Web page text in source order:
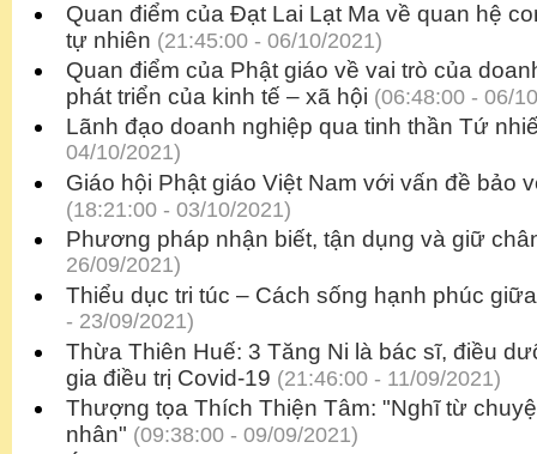
Quan điểm của Đạt Lai Lạt Ma về quan hệ
tự nhiên (21:45:00 - 06/10/2021)
Quan điểm của Phật giáo về vai trò của
phát triển của kinh tế – xã hội (06:48:00 - 06/
Lãnh đạo doanh nghiệp qua tinh thần Tứ
04/10/2021)
Giáo hội Phật giáo Việt Nam với vấn đề bảo
(18:21:00 - 03/10/2021)
Phương pháp nhận biết, tận dụng và giữ
26/09/2021)
Thiểu dục tri túc – Cách sống hạnh phúc
- 23/09/2021)
Thừa Thiên Huế: 3 Tăng Ni là bác sĩ, điều
gia điều trị Covid-19 (21:46:00 - 11/09/2021)
Thượng tọa Thích Thiện Tâm: "Nghĩ từ
nhân" (09:38:00 - 09/09/2021)